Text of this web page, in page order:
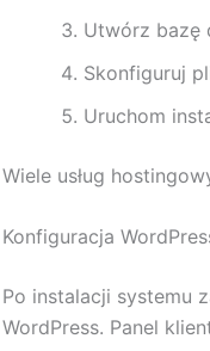
Utwórz bazę
Skonfiguruj
Uruchom
Wiele usług
Konfiguracja
Po instalacji systemu
WordPress. Panel